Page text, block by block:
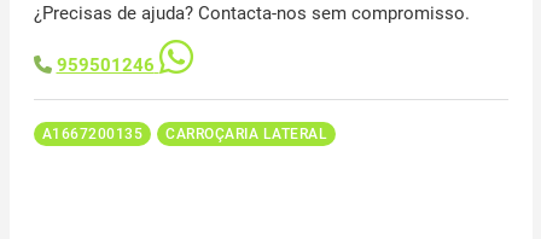
¿Precisas de ajuda? Contacta-nos sem compromisso.
959501246
A1667200135 CARROÇARIA LATERAL